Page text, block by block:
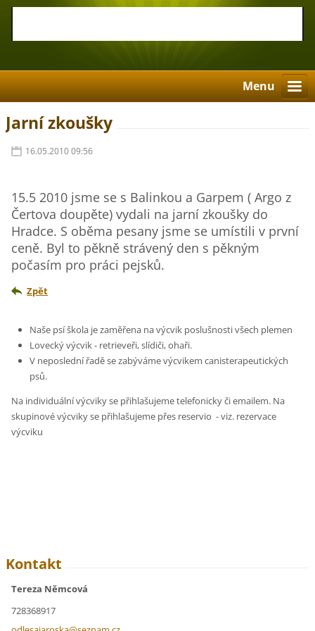
Menu
Jarní zkoušky
16.05.2010 09:56
15.5 2010 jsme se s Balinkou a Garpem ( Argo z
Čertova doupěte) vydali na jarní zkoušky do
Hradce. S oběma pesany jsme se umístili v první
ceně. Byl to pěkně strávený den s pěkným
počasím pro práci pejsků.
Zpět
Naše psí škola je zaměřena na výcvik poslušnosti všech plemen
Lovecký výcvik - retrieveři, slídiči, ohaři.
V neposlední řadě se zabýváme výcvikem canisterapeutických
psů.
Na individuální výcviky se přihlašujeme telefonicky či emailem. Na
skupinové výcviky se přihlašujeme přes reservio - viz. rezervace
výcviku
Kontakt
Tereza Němcová
728368917